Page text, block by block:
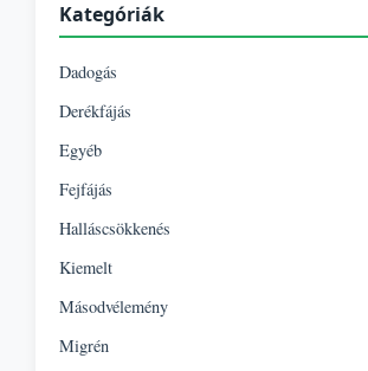
Kategóriák
Dadogás
Derékfájás
Egyéb
Fejfájás
Halláscsökkenés
Kiemelt
Másodvélemény
Migrén